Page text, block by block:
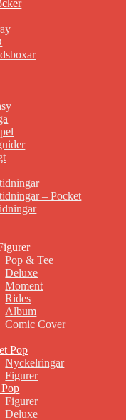
– Pocket
Pop & Tee
Deluxe
Moment
Rides
Album
Comic Cover
Pop
Nyckelringar
Figurer
Figurer
Deluxe